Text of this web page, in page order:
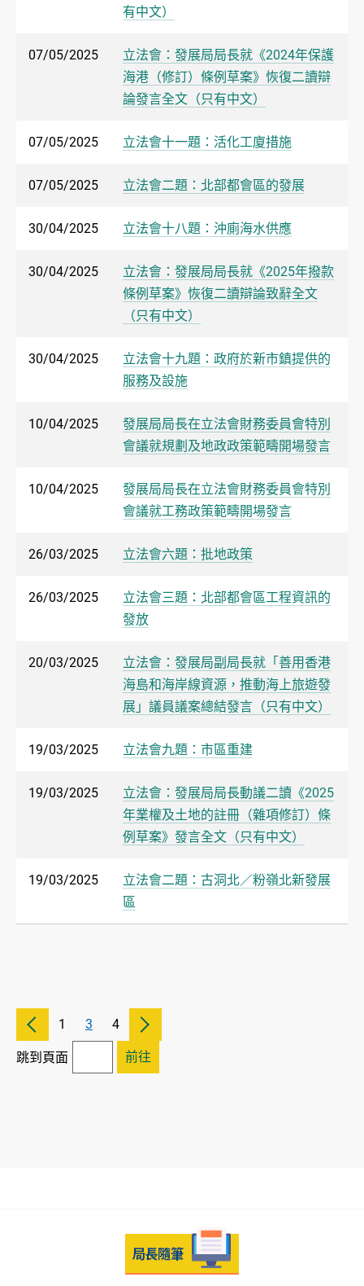
有中文）
07/05/2025
立法會：發展局局長就《2024年保護
海港（修訂）條例草案》恢復二讀辯
論發言全文（只有中文）
07/05/2025 立法會十一題：活化工廈措施
07/05/2025 立法會二題：北部都會區的發展
30/04/2025 立法會十八題：沖廁海水供應
30/04/2025
立法會：發展局局長就《2025年撥款
條例草案》恢復二讀辯論致辭全文
（只有中文）
30/04/2025
立法會十九題：政府於新市鎮提供的
服務及設施
10/04/2025
發展局局長在立法會財務委員會特別
會議就規劃及地政政策範疇開場發言
10/04/2025
發展局局長在立法會財務委員會特別
會議就工務政策範疇開場發言
26/03/2025 立法會六題：批地政策
26/03/2025
立法會三題：北部都會區工程資訊的
發放
20/03/2025
立法會：發展局副局長就「善用香港
海島和海岸線資源，推動海上旅遊發
展」議員議案總結發言（只有中文）
19/03/2025 立法會九題：市區重建
19/03/2025
立法會：發展局局長動議二讀《2025
年業權及土地的註冊（雜項修訂）條
例草案》發言全文（只有中文）
19/03/2025
立法會二題：古洞北／粉嶺北新發展
區
1 3 4
跳到頁面 前往